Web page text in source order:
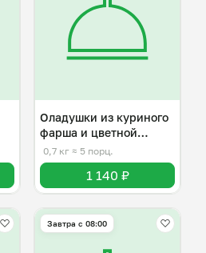
Оладушки из куриного
фарша и цветной
капусты
0,7 кг ≈ 5 порц.
1 140 ₽
Завтра c 08:00